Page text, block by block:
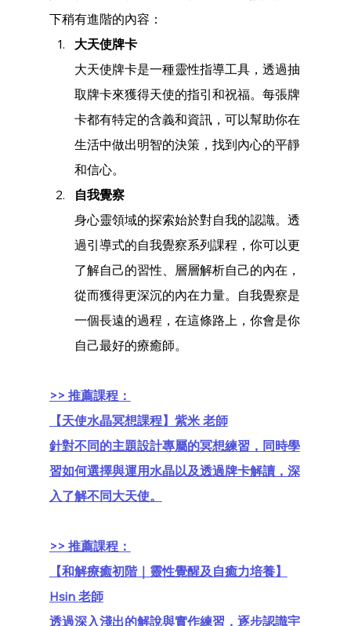
下稍有進階的內容：
大天使牌卡
大天使牌卡是一種靈性指導工具，透過抽
取牌卡來獲得天使的指引和祝福。每張牌
卡都有特定的含義和資訊，可以幫助你在
生活中做出明智的決策，找到內心的平靜
和信心。
自我覺察
身心靈領域的探索始於對自我的認識。透
過引導式的自我覺察系列課程，你可以更
了解自己的習性、層層解析自己的內在，
從而獲得更深沉的內在力量。自我覺察是
一個長遠的過程，在這條路上，你會是你
自己最好的療癒師。
>> 推薦課程：
【天使水晶冥想課程】紫米 老師
針對不同的主題設計專屬的冥想練習，同時學
習如何選擇與運用水晶以及透過牌卡解讀，深
入了解不同大天使。
>> 推薦課程：
【和解療癒初階｜靈性覺醒及自癒力培養】
Hsin 老師
透過深入淺出的解說與實作練習，逐步認識宇